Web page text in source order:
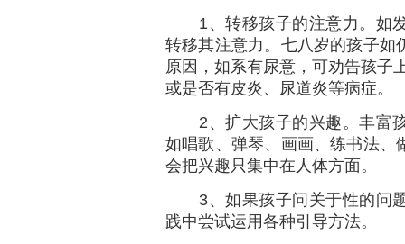
1、转移孩子的注意力。如发
转移其注意力。七八岁的孩子如
原因，如系有尿意，可劝告孩子
或是否有皮炎、尿道炎等病症。
2、扩大孩子的兴趣。丰富孩
如唱歌、弹琴、画画、练书法、
会把兴趣只集中在人体方面。
3、如果孩子问关于性的问题
践中尝试运用各种引导方法。